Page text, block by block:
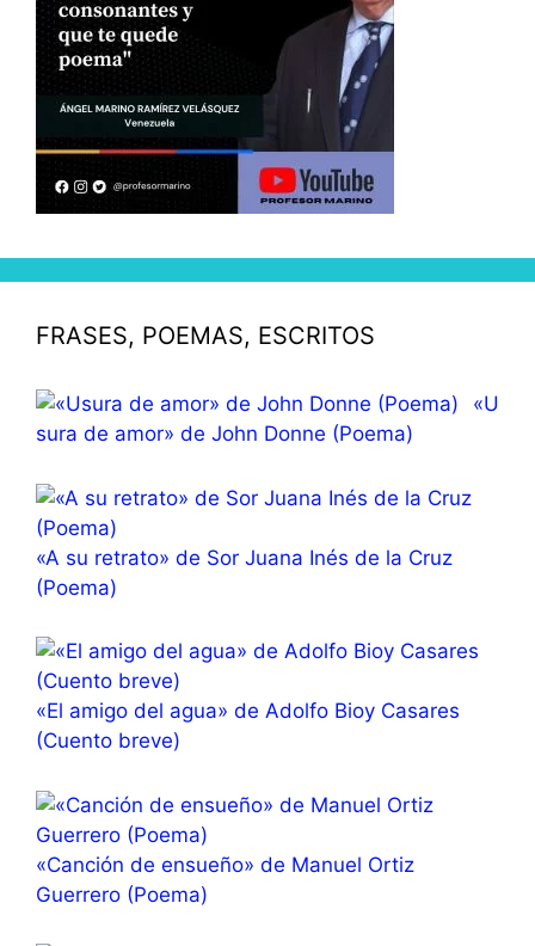
FRASES, POEMAS, ESCRITOS
«U
sura de amor» de John Donne (Poema)
«A su retrato» de Sor Juana Inés de la Cruz
(Poema)
«El amigo del agua» de Adolfo Bioy Casares
(Cuento breve)
«Canción de ensueño» de Manuel Ortiz
Guerrero (Poema)